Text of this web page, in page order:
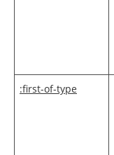
:first-of-type